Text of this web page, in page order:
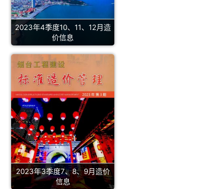
2023年4季度10、11、12月造
价信息
2023年3季度7、8、9月造价
信息